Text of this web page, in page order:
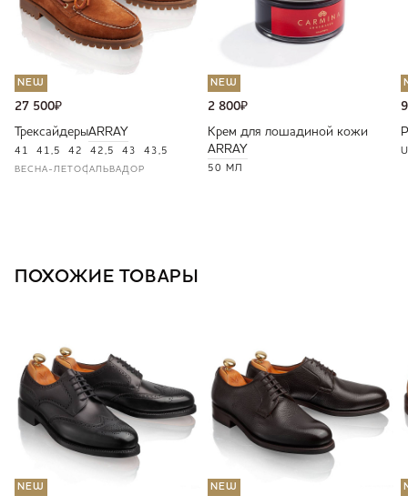
NEW
27 500₽
ТрексайдерыARRAY
41 41,5 42 42,5 43 43,5
ВЕСНА-ЛЕТОСАЛЬВАДОР
NEW
2 800₽
Крем для лошадиной кожи
ARRAY
50 МЛ
ПОХОЖИЕ ТОВАРЫ
NEW NEW